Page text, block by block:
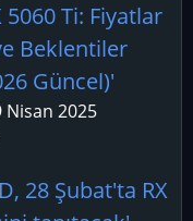
5060 Ti: Fiyatlar
ve Beklentiler
Güncel)'
Nisan 2025
28 Şubat'ta RX